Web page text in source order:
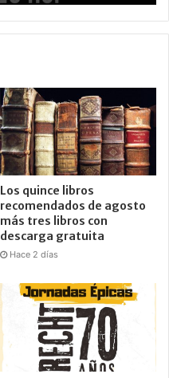
Los quince libros
recomendados de agosto
más tres libros con
descarga gratuita
Hace 2 días